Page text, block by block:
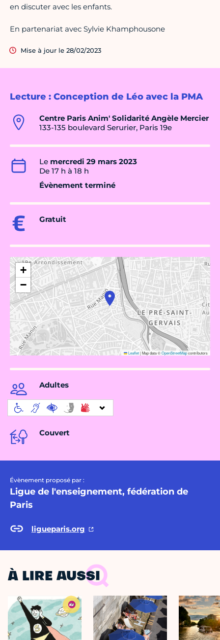
Lecture : Conception de Léo avec la PMA
Centre Paris Anim' Solidarité Angèle Mercier
133-135 boulevard Serurier, Paris 19e
Le mercredi 29 mars 2023
De 17 h à 18 h
Évènement terminé
Gratuit
+
−
Leaflet|Map data ©OpenStreetMapcontributors
Adultes
Couvert
Évènement proposé par :
Ligue de l'enseignement, fédération de
Paris
ligueparis.org
en discuter avec les enfants.
En partenariat avec Sylvie Khamphousone
Mise à jour le 28/02/2023
À LIRE AUSSI